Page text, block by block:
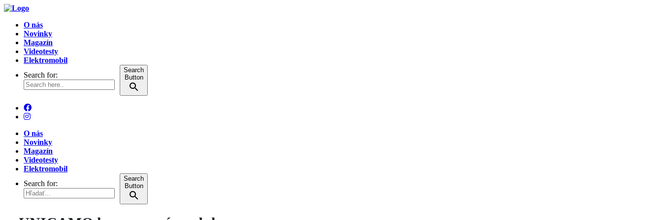
O nás
Novinky
Magazín
Videotesty
Elektromobil
Search for:
Search
Button
O nás
Novinky
Magazín
Videotesty
Elektromobil
Search for:
Search
Button